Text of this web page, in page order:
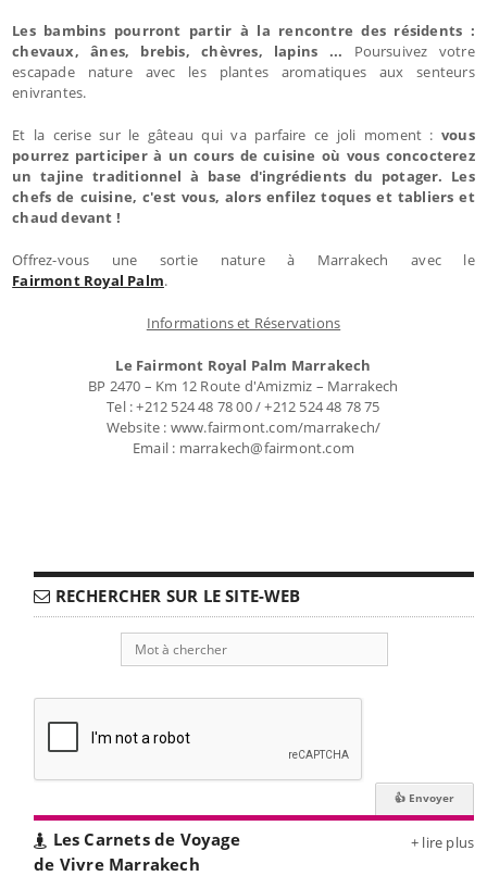
Les bambins pourront partir à la rencontre des résidents :
chevaux, ânes, brebis, chèvres, lapins ... Poursuivez votre
escapade nature avec les plantes aromatiques aux senteurs
enivrantes.
Et la cerise sur le gâteau qui va parfaire ce joli moment :vous
pourrez participer à un cours de cuisine où vous concocterez
un tajine traditionnel à base d'ingrédients du potager. Les
chefs de cuisine, c'est vous, alors enfilez toques et tabliers et
chaud devant !
Offrez-vous une sortie nature à Marrakech avec le
Fairmont Royal Palm.
Informations et Réservations
Le Fairmont Royal Palm Marrakech
BP 2470 – Km 12 Route d'Amizmiz – Marrakech
Tel : +212 524 48 78 00 / +212 524 48 78 75
Website : www.fairmont.com/marrakech/
Email : marrakech@fairmont.com
RECHERCHER SUR LE SITE-WEB
Les Carnets de Voyage
de Vivre Marrakech
+ lire plus